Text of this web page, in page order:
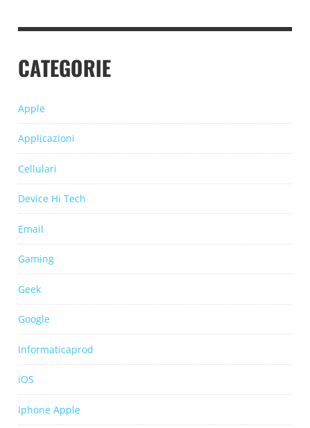
CATEGORIE
Apple
Applicazioni
Cellulari
Device Hi Tech
Email
Gaming
Geek
Google
Informaticaprod
iOS
Iphone Apple